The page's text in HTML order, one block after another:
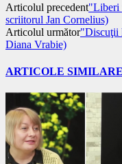
Articolul precedent"Liberi
scriitorul Jan Cornelius)
Articolul următor"Discuţii
Diana Vrabie)
ARTICOLE SIMILARE